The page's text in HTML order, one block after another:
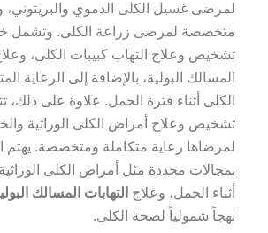
لمرضى غسيل الكلى الدموي والبريتوني،
متخصصة لمرضى زراعة الكلى. وتشمل
تشخيص وعلاج التهاب كبيبات الكلى،
المسالك البولية، بالإضافة إلى الرعاية
الكلى أثناء فترة الحمل. علاوة على ذلك،
تشخيص وعلاج أمراض الكلى الوراثية
لمرضاها رعاية متكاملة ومتخصصة. يهتم
بمجالات محددة مثل أمراض الكلى
أثناء الحمل، وعلاج التهابات المسالك
نهجاً شمولياً لصحة الكلى.